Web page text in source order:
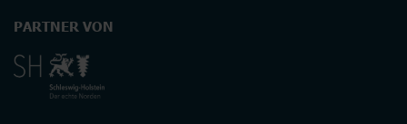
PARTNER VON